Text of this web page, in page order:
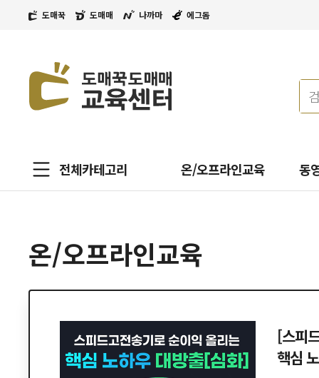
도매꾹 도매매 나까마 에그돔
전체카테고리 온/오프라인교육 동
온/오프라인교육
[스피
핵심